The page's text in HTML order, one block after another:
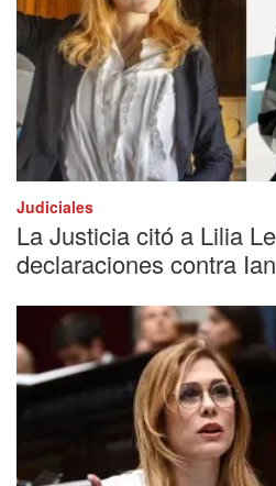
Judiciales
La Justicia citó a Lilia
declaraciones contra